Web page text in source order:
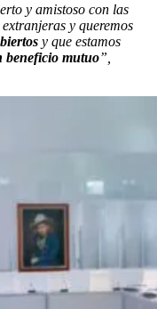
y amistoso con las
y queremos
y que estamos
beneficio mutuo”,